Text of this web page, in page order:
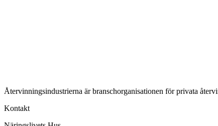
Återvinningsindustrierna är branschorganisationen för privata
Kontakt